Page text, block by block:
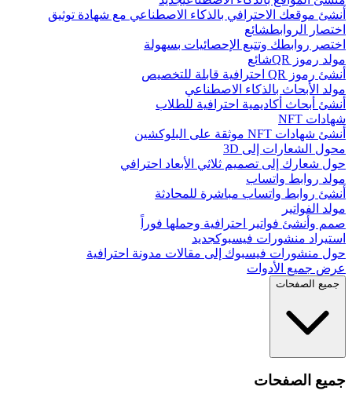
أنشئ موقعك الاحترافي بالذكاء الاصطناعي مع شهادة توثيق
اختصار الروابطشائع
اختصر روابطك وتتبع الإحصائيات بسهولة
مولد رموز QR
شائع
أنشئ رموز QR احترافية قابلة للتخصيص
مولد الأبحاث بالذكاء الاصطناعي
أنشئ أبحاث أكاديمية احترافية للطلاب
شهادات NFT
أنشئ شهادات NFT موثقة على البلوكشين
محول الشعارات إلى 3D
حول شعارك إلى تصميم ثلاثي الأبعاد احترافي
مولد روابط واتساب
أنشئ روابط واتساب مباشرة للمحادثة
مولد الفواتير
صمم وأنشئ فواتير احترافية وحملها فوراً
استيراد منشورات فيسبوكجديد
حول منشورات فيسبوك إلى مقالات مدونة احترافية
عرض جميع الأدوات
جميع الصفحات
جميع الصفحات